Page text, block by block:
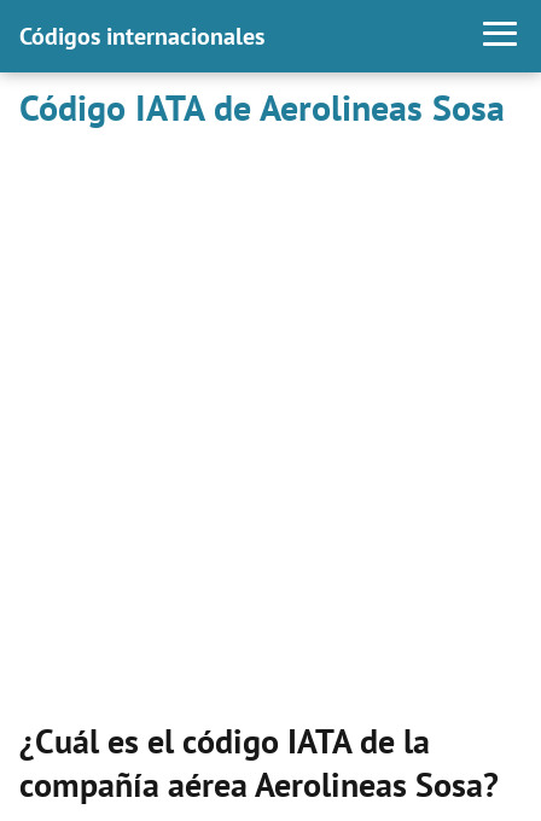
Códigos internacionales
Código IATA de Aerolineas Sosa
¿Cuál es el código IATA de la
compañía aérea Aerolineas Sosa?